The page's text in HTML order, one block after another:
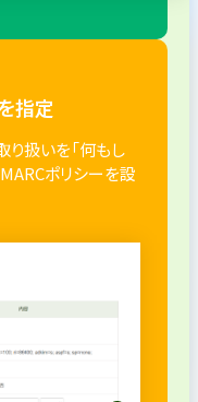
指定
り扱いを「何もし
ポリシーを設